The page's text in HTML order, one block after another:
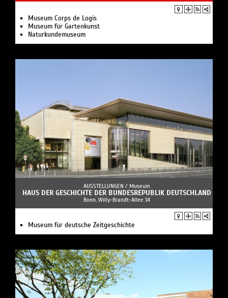
Museum Corps de Logis
Museum für Gartenkunst
Naturkundemuseum
AUSSTELLUNGEN / Museum
HAUS DER GESCHICHTE DER BUNDESREPUBLIK DEUTSCHLAND
Bonn, Willy-Brandt-Allee 14
Museum für deutsche Zeitgeschichte